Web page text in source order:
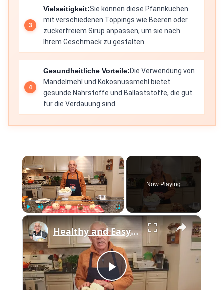
Vielseitigkeit:Sie können diese Pfannkuchen
mit verschiedenen Toppings wie Beeren oder
zuckerfreiem Sirup anpassen, um sie nach
Ihrem Geschmack zu gestalten.
Gesundheitliche Vorteile:Die Verwendung von
Mandelmehl und Kokosnussmehl bietet
gesunde Nährstoffe und Ballaststoffe, die gut
für die Verdauung sind.
×
Fullscreen
Now Playing
×
Play
Healthy and Easy Cauliflower Rice Recipe | Low-Carb & Keto-Friendly